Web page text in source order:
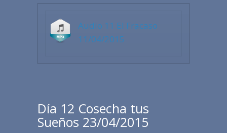
Audio 11 El Fracaso
11/04/2015
Día 12 Cosecha tus
Sueños 23/04/2015